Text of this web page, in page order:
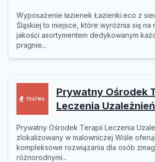
Wyposażenie łazienek Łazienki.eco z
Śląskiej to miejsce, które wyróżnia się na
jakości asortymentem dedykowanym
pragnie...
Prywatny Ośrodek
Leczenia
Prywatny Ośrodek Terapii Leczenia
zlokalizowany w malowniczej Wiśle
kompleksowe rozwiązania dla osób
różnorodnymi...